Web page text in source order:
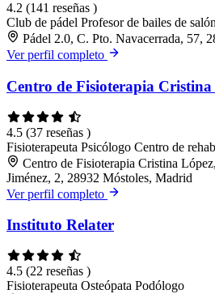
4.2 (141 reseñas )
Club de pádel Profesor de bailes de salón
Pádel 2.0, C. Pto. Navacerrada, 57,
Ver perfil completo
Centro de Fisioterapia Cristina
4.5 (37 reseñas )
Fisioterapeuta Psicólogo Centro de
Centro de Fisioterapia Cristina
Jiménez, 2, 28932 Móstoles, Madrid
Ver perfil completo
Instituto Relater
4.5 (22 reseñas )
Fisioterapeuta Osteópata Podólogo